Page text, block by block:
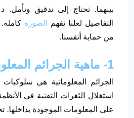
بينهما. تحتاج إلى تدقيق
التفاصيل لعلنا نفهم
الصورة
من حماية أنفسنا.
1- ماهية الجرائم المعلوماتية
الجرائم المعلوماتية هي سلوكيات
استغلال الثغرات التقنية في
على المعلومات الموجودة